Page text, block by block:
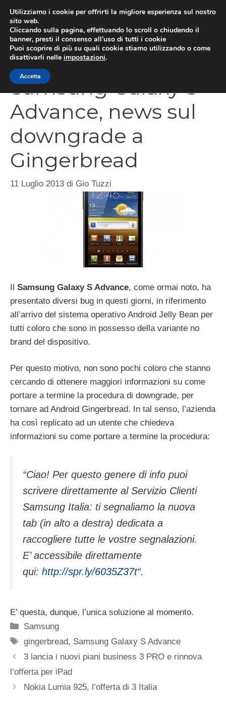
contenuto
Samsung Galaxy S
Advance, news sul
downgrade a
Gingerbread
11 Luglio 2013 di Gio Tuzzi
Il Samsung Galaxy S Advance, come ormai noto, ha
presentato diversi bug in questi giorni, in riferimento
all’arrivo del sistema operativo Android Jelly Bean per
tutti coloro che sono in possesso della variante no
brand del dispositivo.
Per questo motivo, non sono pochi coloro che stanno
cercando di ottenere maggiori informazioni su come
portare a termine la procedura di downgrade, per
tornare ad Android Gingerbread. In tal senso, l’azienda
ha così replicato ad un utente che chiedeva
informazioni su come portare a termine la procedura:
“Ciao! Per questo genere di info puoi
scrivere direttamente al Servizio Clienti
Samsung Italia: ti segnaliamo la nuova
tab (in alto a destra) dedicata a
raccogliere tutte le vostre segnalazioni.
E’ accessibile direttamente
qui: http://spr.ly/6035Z37t“.
E’ questa, dunque, l’unica soluzione al momento.
Categorie
Samsung
Tag
gingerbread, Samsung Galaxy S Advance
3 lancia i nuovi piani business 3 PRO e rinnova
l’offerta per iPad
Nokia Lumia 925, l’offerta di 3 Italia
Utilizziamo i cookie per offrirti la migliore esperienza sul nostro
sito web.
Cliccando sulla pagina, effettuando lo scroll o chiudendo il
banner, presti il consenso all’uso di tutti i cookie
Puoi scoprire di più su quali cookie stiamo utilizzando o come
disattivarli nelle impostazioni.
Accetta